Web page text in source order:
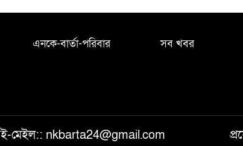
এনকে-বার্তা-পরিবার সব খবর
ই-মেইল:: nkbarta24@gmail.com